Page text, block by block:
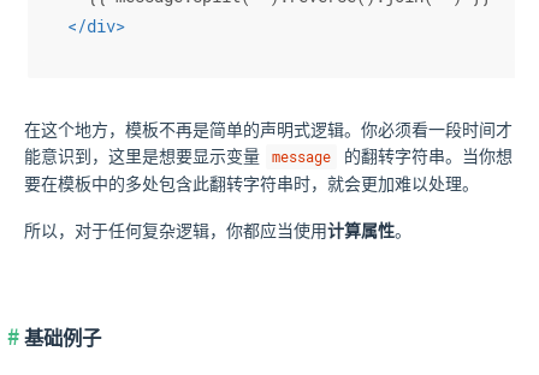
</div>
在这个地方，模板不再是简单的声明式逻辑。你必须看一段时间才
能意识到，这里是想要显示变量
message
的翻转字符串。当你想
要在模板中的多处包含此翻转字符串时，就会更加难以处理。
所以，对于任何复杂逻辑，你都应当使用计算属性。
基础例子